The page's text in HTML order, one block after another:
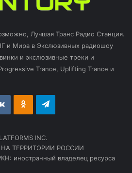
Лучшая Транс Радио Станция.
и Мира в Экслюзивных радиошоу
и экслюзивные треки и
Trance, Uplifting Trance и
vk.com Odnoklassniki
Telegram
INC.
НА ТЕРРИТОРИИ РОССИИ
иностранный владелец ресурса